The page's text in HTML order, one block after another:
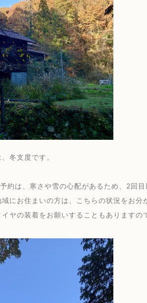
冬支度です。
約は、寒さや雪の心配があるため、2回
にお住まいの方は、こちらの状況をお分
ヤの装着をお願いすることもありますの